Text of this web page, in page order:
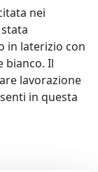
nei
in laterizio con
bianco. Il
lavorazione
in questa